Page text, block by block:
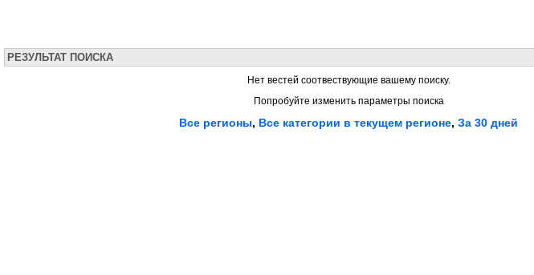
РЕЗУЛЬТАТ ПОИСКА
Нет вестей соотвествующие вашему поиску.
Попробуйте изменить параметры поиска
Все регионы, Все категории в текущем регионе, За 30 дней